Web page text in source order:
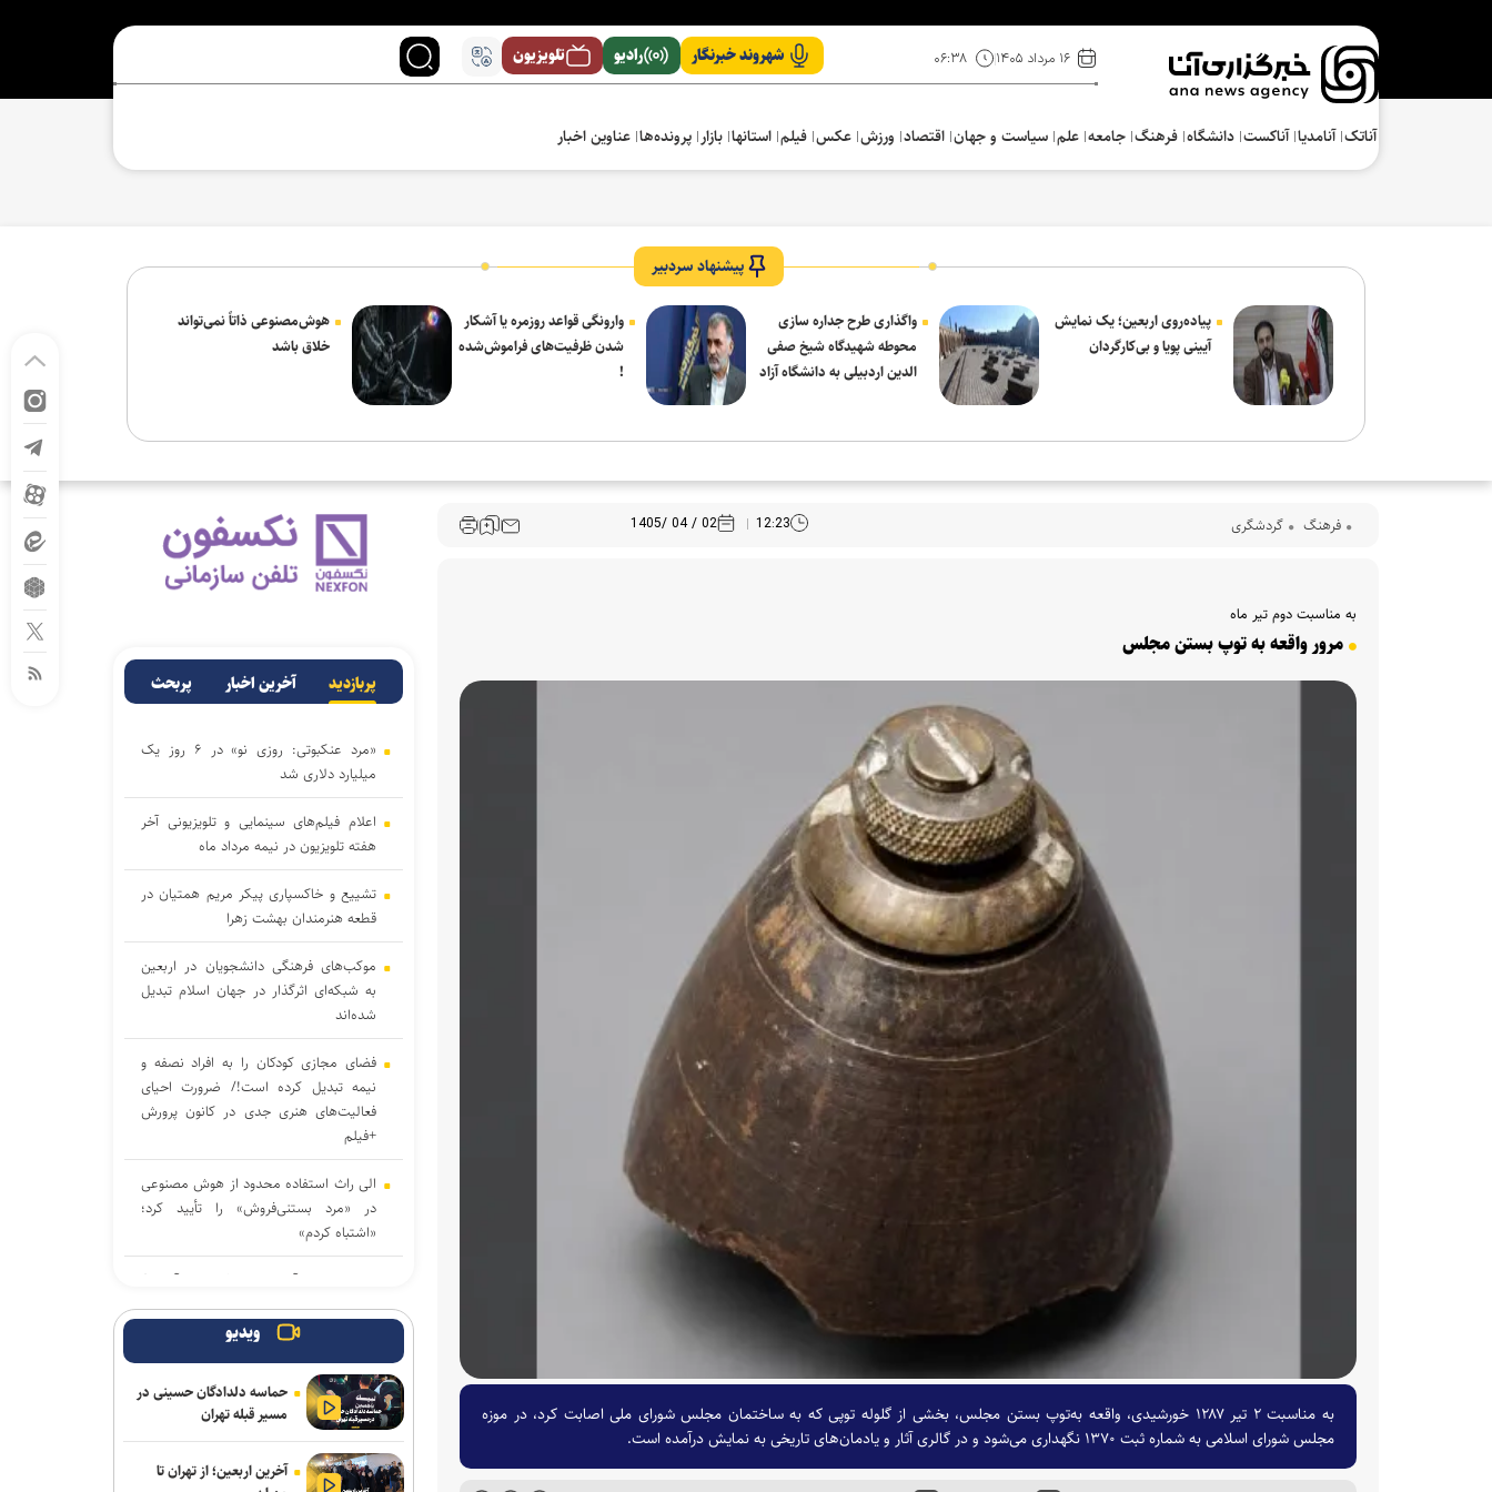
۱۶ مرداد ۱۴۰۵ ۰۶:۳۸ شهروند خبرنگار رادیو تلویزیون
آناتک آنامدیا آناکست دانشگاه فرهنگ‌ جامعه علم سیاست و جهان اقتصاد ورزش عکس فیلم استانها بازار پرونده‌ها عناوین اخبار
پیشنهاد سردبیر
پیاده‌روی اربعین؛ یک نمایش
آیینی پویا و بی‌کارگردان
واگذاری طرح جداره سازی
محوطه شهیدگاه شیخ صفی
الدین اردبیلی به دانشگاه آزاد
وارونگی قواعد روزمره یا آشکار
شدن ظرفیت‌های فراموش‌شده
!
هوش‌مصنوعی ذاتاً نمی‌تواند
خلاق باشد
فرهنگ‌ گردشگری 12:23
02 / 04 /1405
به مناسبت دوم تیر ماه
مرور واقعه به توپ بستن مجلس
به مناسبت ۲ تیر ۱۲۸۷ خورشیدی، واقعه به‌توپ بستن مجلس، بخشی از گلوله توپی که به ساختمان مجلس شورای ملی اصابت کرد، در موزه
مجلس شورای اسلامی به شماره ثبت ۱۳۷۰ نگهداری می‌شود و در گالری آثار و یادمان‌های تاریخی به نمایش درآمده است.
پربازدید آخرین اخبار پربحث
«مرد عنکبوتی: روزی نو» در ۶ روز یک
میلیارد دلاری شد
اعلام فیلم‌های سینمایی و تلویزیونی آخر
هفته تلویزیون در نیمه مرداد ماه
تشییع و خاکسپاری پیکر مریم همتیان در
قطعه هنرمندان بهشت زهرا
موکب‌های فرهنگی دانشجویان در اربعین
به شبکه‌ای اثرگذار در جهان اسلام تبدیل
شده‌اند
فضای مجازی کودکان را به افراد نصفه و
نیمه تبدیل کرده است!/ ضرورت احیای
فعالیت‌های هنری جدی در کانون پرورش
+فیلم
الی راث استفاده محدود از هوش مصنوعی
در «مرد بستنی‌فروش» را تأیید کرد؛
«اشتباه کردم»
جیمز کامرون آماده خداحافظی با «آواتار»/
«در حال ترسیم آخرین پرده از دوران
حرفه‌ای‌ام هستم»
مترجم سرشناس «ادیسه» هومر: نولان
هومر را بیش از حد ساده کرده است
غفاری: جشنواره بین‌المللی فیلم مقاومت،
زبان هنری این حماسه خواهد بود
ویدیو
حماسه دلدادگان حسینی در
مسیر قبله تهران
آخرین اربعین؛ از تهران تا